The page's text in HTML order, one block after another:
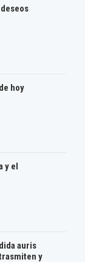
hoy
y el
auris
y